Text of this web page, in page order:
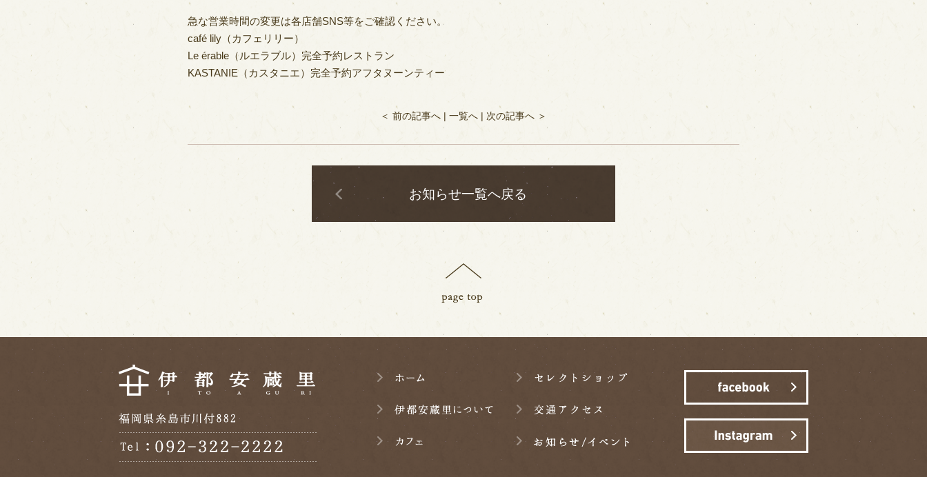
急な営業時間の変更は各店舗SNS等をご確認ください。
café lily（カフェリリー）
Le érable（ルエラブル）完全予約レストラン
KASTANIE（カスタニエ）完全予約アフタヌーンティー
＜ 前の記事へ | 一覧へ | 次の記事へ ＞
お知らせ一覧へ戻る